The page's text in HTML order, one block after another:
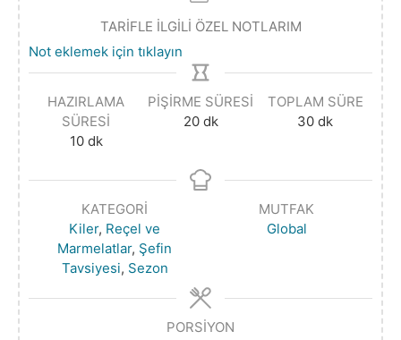
TARİFLE İLGİLİ ÖZEL NOTLARIM
Not eklemek için tıklayın
HAZIRLAMA
SÜRESI
10 dk
PIŞIRME SÜRESI
20 dk
TOPLAM SÜRE
30 dk
KATEGORI
Kiler, Reçel ve
Marmelatlar, Şefin
Tavsiyesi, Sezon
MUTFAK
Global
PORSIYON